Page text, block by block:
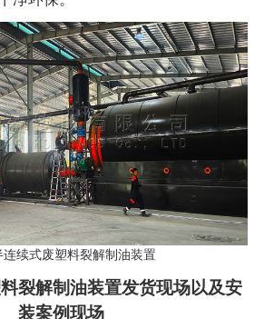
连续式废塑料裂解制油装置
裂解制油装置发货现场以及安
装案例现场